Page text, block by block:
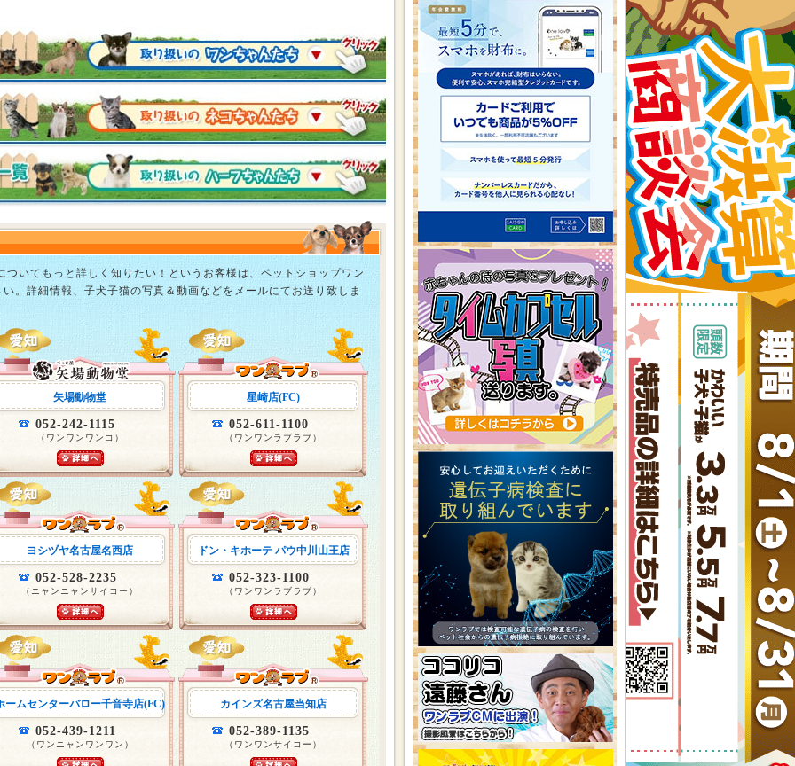
いてもっと詳しく知りたい！というお客様は、ペットショップワン
。詳細情報、子犬子猫の写真＆動画などをメールにてお送り致しま
矢場動物堂
052-242-1115
（ワンワンワンコ）
星崎店(FC)
052-611-1100
（ワンワンラブラブ）
ヨシヅヤ名古屋名西店
052-528-2235
（ニャンニャンサイコー）
ドン・キホーテ パウ中川山王店
052-323-1100
（ワンワンラブラブ）
ームセンターバロー千音寺店(FC)
052-439-1211
（ワンニャンワンワン）
カインズ名古屋当知店
052-389-1135
（ワンワンサイコー）